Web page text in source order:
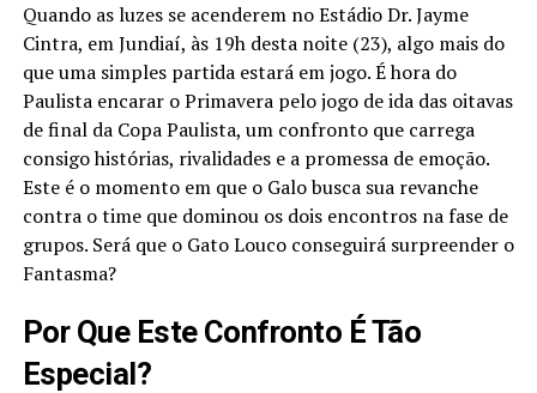
Quando as luzes se acenderem no Estádio Dr. Jayme
Cintra, em Jundiaí, às 19h desta noite (23), algo mais do
que uma simples partida estará em jogo. É hora do
Paulista encarar o Primavera pelo jogo de ida das oitavas
de final da Copa Paulista, um confronto que carrega
consigo histórias, rivalidades e a promessa de emoção.
Este é o momento em que o Galo busca sua revanche
contra o time que dominou os dois encontros na fase de
grupos. Será que o Gato Louco conseguirá surpreender o
Fantasma?
Por Que Este Confronto É Tão
Especial?